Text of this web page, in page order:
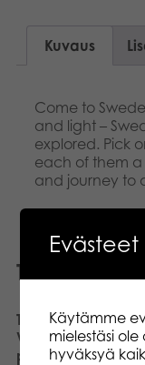
Kuvaus
Come to
and light –
explored. Pick
each of them a
and journey to
Tutustu myös
Tactic Puzzle
Vintage Sea Map
palan palapeli
Evästeet
Käytämme
mielestäsi
hyväksyä